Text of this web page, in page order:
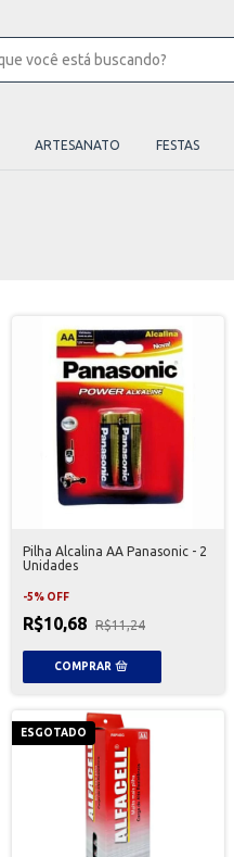
ARTESANATO FESTAS
Pilha Alcalina AA Panasonic - 2
Unidades
-5% OFF
R$10,68 R$11,24
ESGOTADO